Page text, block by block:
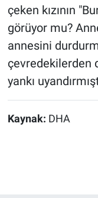
çeken kızının
görüyor mu?
annesini
çevredekilerden
yankı
Kaynak: DHA